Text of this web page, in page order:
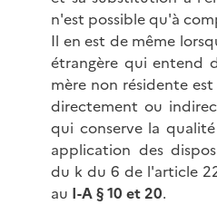
n'est possible qu'à
Il en est de même
étrangère qui entend
mère non résidente
directement ou
qui conserve la
application des
du k du 6 de l'article
au I-A § 10 et 20.